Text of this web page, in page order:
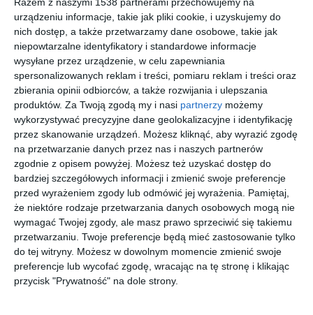
Razem z naszymi 1538 partnerami przechowujemy na
urządzeniu informacje, takie jak pliki cookie, i uzyskujemy do
nich dostęp, a także przetwarzamy dane osobowe, takie jak
niepowtarzalne identyfikatory i standardowe informacje
wysyłane przez urządzenie, w celu zapewniania
spersonalizowanych reklam i treści, pomiaru reklam i treści oraz
zbierania opinii odbiorców, a także rozwijania i ulepszania
produktów. Za Twoją zgodą my i nasi partnerzy możemy
wykorzystywać precyzyjne dane geolokalizacyjne i identyfikację
przez skanowanie urządzeń. Możesz kliknąć, aby wyrazić zgodę
na przetwarzanie danych przez nas i naszych partnerów
zgodnie z opisem powyżej. Możesz też uzyskać dostęp do
bardziej szczegółowych informacji i zmienić swoje preferencje
przed wyrażeniem zgody lub odmówić jej wyrażenia. Pamiętaj,
że niektóre rodzaje przetwarzania danych osobowych mogą nie
wymagać Twojej zgody, ale masz prawo sprzeciwić się takiemu
przetwarzaniu. Twoje preferencje będą mieć zastosowanie tylko
do tej witryny. Możesz w dowolnym momencie zmienić swoje
preferencje lub wycofać zgodę, wracając na tę stronę i klikając
przycisk "Prywatność" na dole strony.
DĄB SETTIMO - Salon 1
Dodaj do ulubionych
AQUATUS DĄB
SOLIANO
AQUATUS DĄB
SOLIANO
Dodaj do ulubionych
AQUATUS DĄB
VERDON